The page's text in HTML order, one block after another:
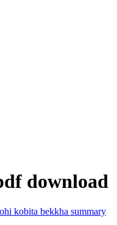
pdf download